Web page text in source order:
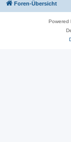
Foren-Übersicht
Powered